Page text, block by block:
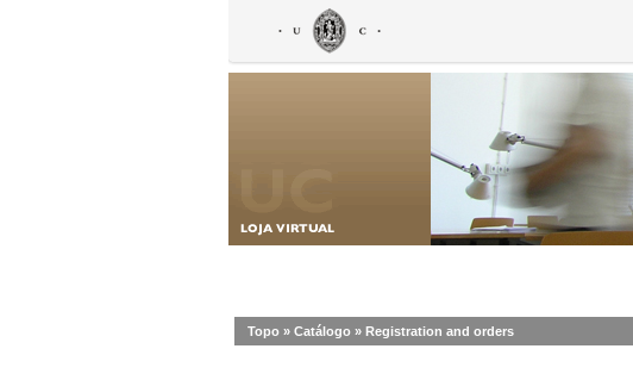
Topo » Catálogo » Registration and orders